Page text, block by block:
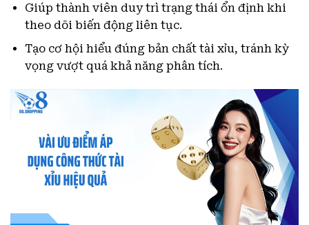
Giúp thành viên duy trì trạng thái ổn định khi
theo dõi biến động liên tục.
Tạo cơ hội hiểu đúng bản chất tài xỉu, tránh kỳ
vọng vượt quá khả năng phân tích.